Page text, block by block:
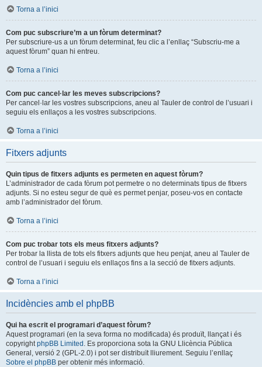
Torna a l’inici
Com puc subscriure’m a un fòrum determinat?
Per subscriure-us a un fòrum determinat, feu clic a l’enllaç “Subscriu-me a
aquest fòrum” quan hi entreu.
Torna a l’inici
Com puc cancel·lar les meves subscripcions?
Per cancel·lar les vostres subscripcions, aneu al Tauler de control de l’usuari i
seguiu els enllaços a les vostres subscripcions.
Torna a l’inici
Fitxers adjunts
Quin tipus de fitxers adjunts es permeten en aquest fòrum?
L’administrador de cada fòrum pot permetre o no determinats tipus de fitxers
adjunts. Si no esteu segur de què es permet penjar, poseu-vos en contacte
amb l’administrador del fòrum.
Torna a l’inici
Com puc trobar tots els meus fitxers adjunts?
Per trobar la llista de tots els fitxers adjunts que heu penjat, aneu al Tauler de
control de l’usuari i seguiu els enllaços fins a la secció de fitxers adjunts.
Torna a l’inici
Incidències amb el phpBB
Qui ha escrit el programari d’aquest fòrum?
Aquest programari (en la seva forma no modificada) és produït, llançat i és
copyrightphpBB Limited . Es proporciona sota la GNU Llicència Pública
General, versió 2 (GPL-2.0) i pot ser distribuït lliurement. Seguiu l’enllaç
Sobre el phpBB per obtenir més informació.